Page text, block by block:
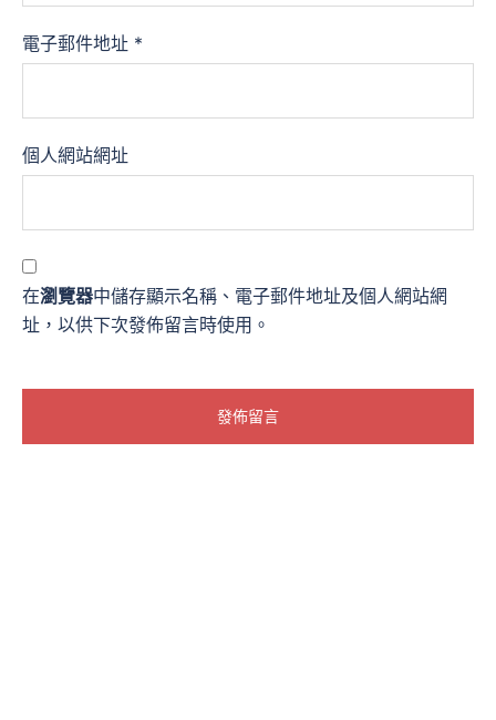
電子郵件地址 *
個人網站網址
在瀏覽器中儲存顯示名稱、電子郵件地址及個人網站網
址，以供下次發佈留言時使用。